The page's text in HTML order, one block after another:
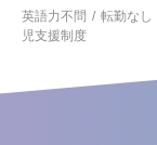
英語力不問
転勤なし
児支援制度